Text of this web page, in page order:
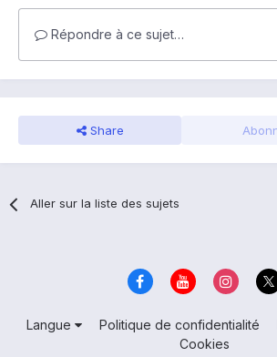
Répondre à ce sujet…
Share
Aller sur la liste des sujets
Langue Politique de confidentialité
Cookies